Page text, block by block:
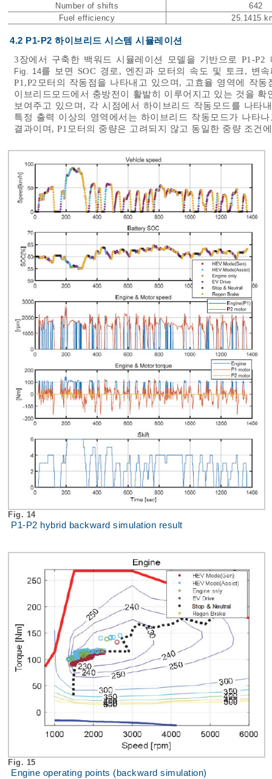
Number of shifts
642
Fuel efficiency
25.1415
4.2 P1-P2 하이브리드 시스템 시뮬레이션
3장에서 구축한 백워드 시뮬레이션 모델을 기반으로 P1-
Fig. 14를 보면 SOC 경로, 엔진과 모터의 속도 및 토크, 변
P1,P2모터의 작동점을 나타내고 있으며, 고효율 영역에 작
이브리드모드에서 충방전이 활발히 이루어지고 있는 것을
보여주고 있으며, 각 시점에서 하이브리드 작동모드를 나타
특정 출력 이상의 영역에서는 하이브리드 작동모드가 나타
결과이며, P1모터의 중량은 고려되지 않고 동일한 중량 조건
Fig. 14
P1-P2 hybrid backward simulation result
Fig. 15
Engine operating points (backward simulation)